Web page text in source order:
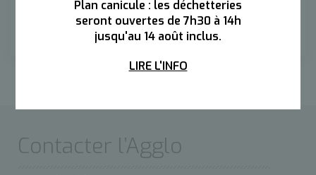
Plan canicule : les déchetteries
seront ouvertes de 7h30 à 14h
jusqu'au 14 août inclus.
LIRE L'INFO
Contacter l’Agglo